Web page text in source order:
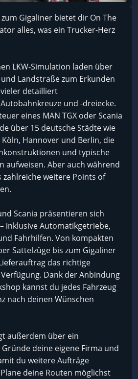
Gigaliner bietet dir On The
alles, was ein Trucker-Herz
LKW-Simulation laden über
Landstraße zum Erkunden
detailliert
und -dreiecke.
eines MAN TGX oder Scania
über 15 deutsche Städte wie
Hannover und Berlin, die
und typische
aufweisen. Aber auch während
zahlreiche weitere Points of
Scania präsentieren sich
inklusive Automatikgetriebe,
Fahrhilfen. Von kompakten
Sattelzüge bis zum Gigaliner
das richtige
Dank der Anbindung
kannst du jedes Fahrzeug
nach deinen Wünschen
außerdem über ein
deine eigene Firma und
du weitere Aufträge
deine Routen möglichst